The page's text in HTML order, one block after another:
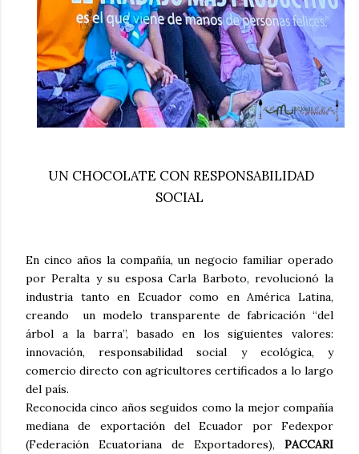
UN CHOCOLATE CON RESPONSABILIDAD
SOCIAL
En cinco años la compañía, un negocio familiar operado
por Peralta y su esposa Carla Barboto, revolucionó la
industria tanto en Ecuador como en América Latina,
creando un modelo transparente de fabricación “del
árbol a la barra”, basado en los siguientes valores:
innovación, responsabilidad social y ecológica, y
comercio directo con agricultores certificados a lo largo
del país.
Reconocida cinco años seguidos como la mejor compañía
mediana de exportación del Ecuador por Fedexpor
(Federación Ecuatoriana de Exportadores), PACCARI